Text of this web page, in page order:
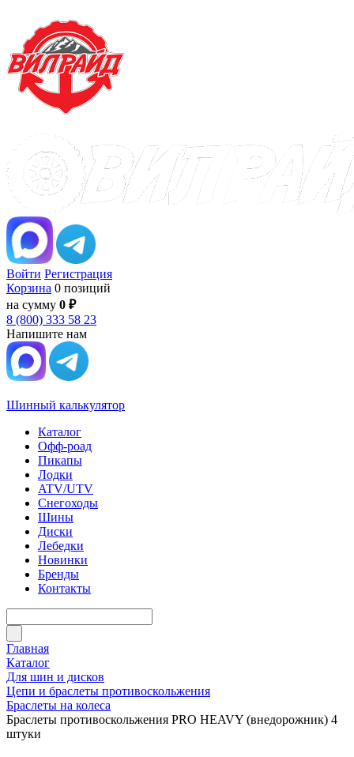
Войти Регистрация
Корзина 0 позиций
на сумму 0 ₽
8 (800) 333 58 23
Напишите нам
Шинный калькулятор
Каталог
Офф-роад
Пикапы
Лодки
ATV/UTV
Снегоходы
Шины
Диски
Лебедки
Новинки
Бренды
Контакты
Главная
Каталог
Для шин и дисков
Цепи и браслеты противоскольжения
Браслеты на колеса
Браслеты противоскольжения PRO HEAVY (внедорожник) 4
штуки